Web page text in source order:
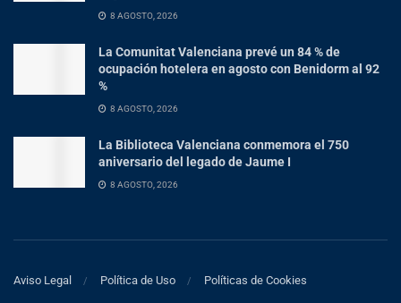
8 AGOSTO, 2026
La Comunitat Valenciana prevé un 84 % de
ocupación hotelera en agosto con Benidorm al 92
%
8 AGOSTO, 2026
La Biblioteca Valenciana conmemora el 750
aniversario del legado de Jaume I
8 AGOSTO, 2026
Aviso Legal Política de Uso Políticas de Cookies